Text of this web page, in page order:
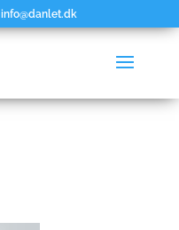
info@danlet.dk